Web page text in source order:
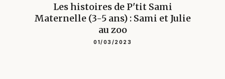
Les histoires de P'tit Sami
Maternelle (3-5 ans) : Sami et Julie
au zoo
01/03/2023